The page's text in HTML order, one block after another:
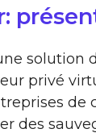
solution
privé
de
des